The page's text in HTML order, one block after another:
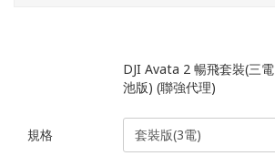
DJI Avata 2 暢飛套裝(三電
池版) (聯強代理)
規格